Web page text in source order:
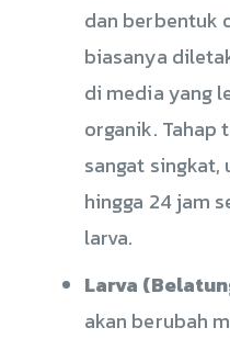
dan berbentuk
biasanya
di media yang
organik. Tahap
sangat singkat,
hingga 24 jam
larva.
Larva
akan berubah